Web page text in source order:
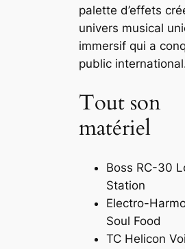
palette d’effets
univers musical
immersif qui a
public
Tout son
matériel
Boss RC-30
Station
Electro-
Soul Food
TC Helicon